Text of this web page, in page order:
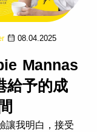
08.04.2025
Mannas
給予的成
讓我明白，接受